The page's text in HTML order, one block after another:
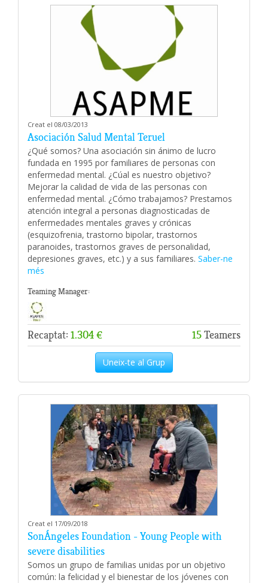
Creat el 08/03/2013
Asociación Salud Mental Teruel
¿Qué somos? Una asociación sin ánimo de lucro
fundada en 1995 por familiares de personas con
enfermedad mental. ¿Cúal es nuestro objetivo?
Mejorar la calidad de vida de las personas con
enfermedad mental. ¿Cómo trabajamos? Prestamos
atención integral a personas diagnosticadas de
enfermedades mentales graves y crónicas
(esquizofrenia, trastorno bipolar, trastornos
paranoides, trastornos graves de personalidad,
depresiones graves, etc.) y a sus familiares. Saber-ne
més
Teaming Manager:
Recaptat: 1.304 € 15Teamers
Uneix-te al Grup
Creat el 17/09/2018
SonÁngeles Foundation - Young People with
severe disabilities
Somos un grupo de familias unidas por un objetivo
común: la felicidad y el bienestar de los jóvenes con